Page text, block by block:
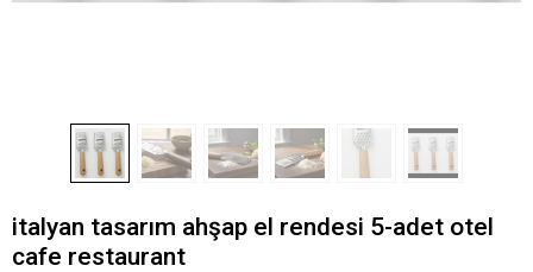
italyan tasarım ahşap el rendesi 5-adet otel
cafe restaurant